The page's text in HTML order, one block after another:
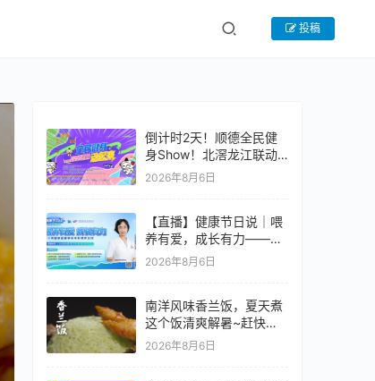
投稿
倒计时2天！顺德全民健
身Show！北滘龙江联动
燃爆全城
2026年8月6日
【直播】健康节日说｜喂
养有爱，成长有力——每
个母婴家庭都享有母乳喂
2026年8月6日
南洋风味香兰饭，夏天煮
这个饭清爽解暑~赶快学
起来吧~#全世界中国味 #
2026年8月6日